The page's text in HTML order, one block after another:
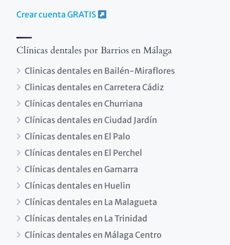
Crear cuenta GRATIS
Clínicas dentales por Barrios en Málaga
Clinicas dentales en Bailén-Miraflores
Clinicas dentales en Carretera Cádiz
Clínicas dentales en Churriana
Clínicas dentales en Ciudad Jardín
Clínicas dentales en El Palo
Clínicas dentales en El Perchel
Clínicas dentales en Gamarra
Clínicas dentales en Huelin
Clínicas dentales en La Malagueta
Clínicas dentales en La Trinidad
Clínicas dentales en Málaga Centro